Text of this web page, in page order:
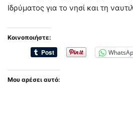
Ιδρύματος για το νησί και τη
Κοινοποιήστε:
Μου αρέσει αυτό: